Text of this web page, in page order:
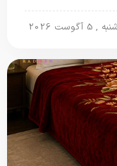
آگوست 2026